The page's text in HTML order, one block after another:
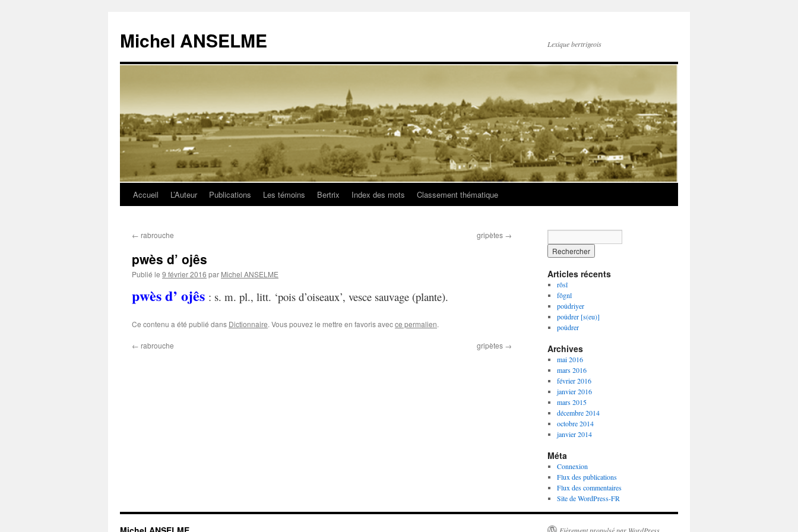
Michel ANSELME Lexique bertrigeois
Aller
contenu
Accueil L’Auteur Publications Les témoins Bertrix Index des mots Classement thématique
← rabrouche gripètes →
pwès d’ ojês
Publié le 9 février 2016 par Michel ANSELME
pwès d’ ojês : s. m. pl., litt. ‘pois d’oiseaux’, vesce sauvage (plante).
Ce contenu a été publié dans Dictionnaire. Vous pouvez le mettre en favoris avecce permalien.
← rabrouche gripètes →
Articles récents
rôsî
fôgnî
poûdriyer
poûdrer [s(eu)]
poûdrer
Archives
mai 2016
mars 2016
février 2016
janvier 2016
mars 2015
décembre 2014
octobre 2014
janvier 2014
Méta
Connexion
Flux des publications
Flux des commentaires
Site de WordPress-FR